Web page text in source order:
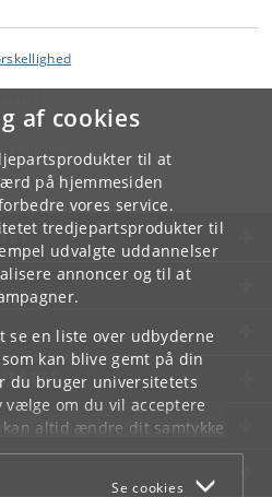
af cookies
til at
på hjemmesiden
vores service.
tredjepartsprodukter til
udvalgte uddannelser
annoncer og til at
se en liste over udbyderne
kan blive gemt på din
du bruger universitetets
vælge om du vil acceptere
altid ændre dit samtykke
som du finder i
Se cookies